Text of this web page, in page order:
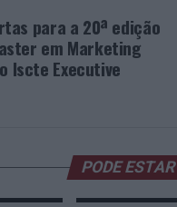
para a 20ª edição
em Marketing
Iscte Executive
PODE